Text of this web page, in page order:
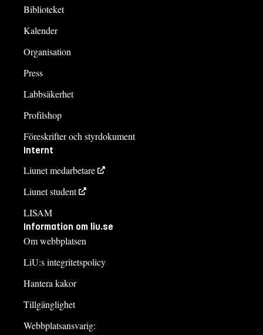
Biblioteket
Kalender
Organisation
Press
Labbsäkerhet
Profilshop
Föreskrifter och styrdokument
Internt
Liunet medarbetare
Liunet student
LISAM
Information om liu.se
Om webbplatsen
LiU:s integritetspolicy
Hantera kakor
Tillgänglighet
Webbplatsansvarig: